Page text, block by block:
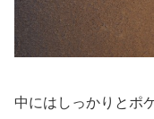
中にはしっかりとポ